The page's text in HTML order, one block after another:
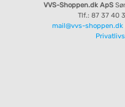
VVS-Shoppen.dk ApS
Tlf.: 87 37 40
mail@vvs-shoppen.dk